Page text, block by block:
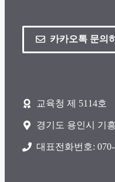
카카오톡 문의
교육청 제 5114호
경기도 용인시 기
대표전화번호: 070-